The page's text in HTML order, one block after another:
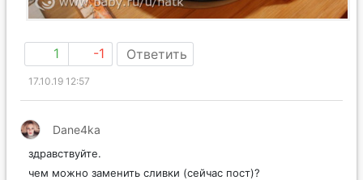
1 -1 Ответить
17.10.19 12:57
Dane4ka
здравствуйте.
чем можно заменить сливки (сейчас пост)?